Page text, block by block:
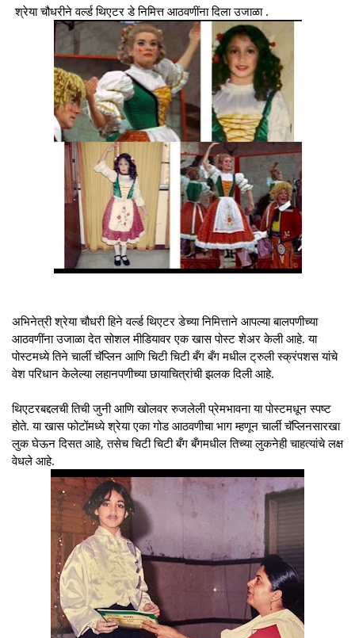
श्रेया चौधरीने वर्ल्ड थिएटर डे निमित्त आठवणींना दिला उजाळा .
अभिनेत्री श्रेया चौधरी हिने वर्ल्ड थिएटर डेच्या निमित्ताने आपल्या बालपणीच्या
आठवणींना उजाळा देत सोशल मीडियावर एक खास पोस्ट शेअर केली आहे. या
पोस्टमध्ये तिने चार्ली चॅप्लिन आणि चिटी चिटी बँग बँग मधील ट्रुली स्क्रंपशस यांचे
वेश परिधान केलेल्या लहानपणीच्या छायाचित्रांची झलक दिली आहे.
थिएटरबद्दलची तिची जुनी आणि खोलवर रुजलेली प्रेमभावना या पोस्टमधून स्पष्ट
होते. या खास फोटोंमध्ये श्रेया एका गोड आठवणीचा भाग म्हणून चार्ली चॅप्लिनसारखा
लुक घेऊन दिसत आहे, तसेच चिटी चिटी बँग बँगमधील तिच्या लुकनेही चाहत्यांचे लक्ष
वेधले आहे.